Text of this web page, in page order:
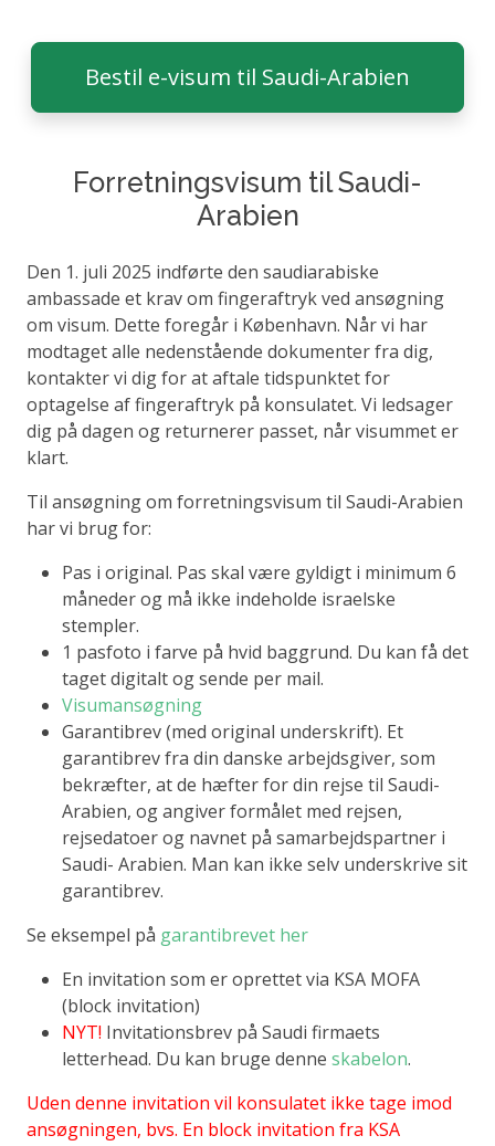
Bestil e-visum til Saudi-Arabien
Forretningsvisum til Saudi-
Arabien
Den 1. juli 2025 indførte den saudiarabiske
ambassade et krav om fingeraftryk ved ansøgning
om visum. Dette foregår i København. Når vi har
modtaget alle nedenstående dokumenter fra dig,
kontakter vi dig for at aftale tidspunktet for
optagelse af fingeraftryk på konsulatet. Vi ledsager
dig på dagen og returnerer passet, når visummet er
klart.
Til ansøgning om forretningsvisum til Saudi-Arabien
har vi brug for:
Pas i original. Pas skal være gyldigt i minimum 6
måneder og må ikke indeholde israelske
stempler.
1 pasfoto i farve på hvid baggrund. Du kan få det
taget digitalt og sende per mail.
Visumansøgning
Garantibrev (med original underskrift). Et
garantibrev fra din danske arbejdsgiver, som
bekræfter, at de hæfter for din rejse til Saudi-
Arabien, og angiver formålet med rejsen,
rejsedatoer og navnet på samarbejdspartner i
Saudi- Arabien. Man kan ikke selv underskrive sit
garantibrev.
Se eksempel på garantibrevet her
En invitation som er oprettet via KSA MOFA
(block invitation)
NYT! Invitationsbrev på Saudi firmaets
letterhead. Du kan bruge denne skabelon.
Uden denne invitation vil konsulatet ikke tage imod
ansøgningen, bvs. En block invitation fra KSA